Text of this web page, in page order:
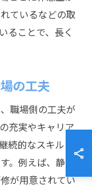
ているなどの取
ることで、長く
の工夫
職場側の工夫が
充実やキャリア
的なスキルア
。例えば、静岡
が用意されてい